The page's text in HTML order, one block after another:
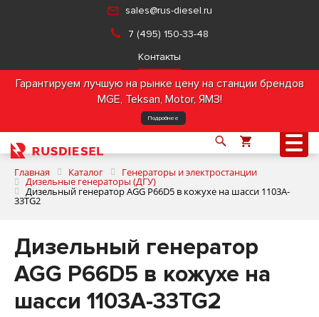
sales@rus-diesel.ru
7 (495) 150-33-48
Контакты
Гарантируем лучшую на рынке цену на станции брендов
MGE, Teksan, Motor, ЯМЗ!
Подробнее
Продукция
Главная Каталог Генераторы и электростанции
Дизельные генераторы (ДГУ)
Дизельный генератор AGG P66D5 в кожухе на шасси 1103A-
33TG2
Дизельный генератор
AGG P66D5 в кожухе на
шасси 1103A-33TG2